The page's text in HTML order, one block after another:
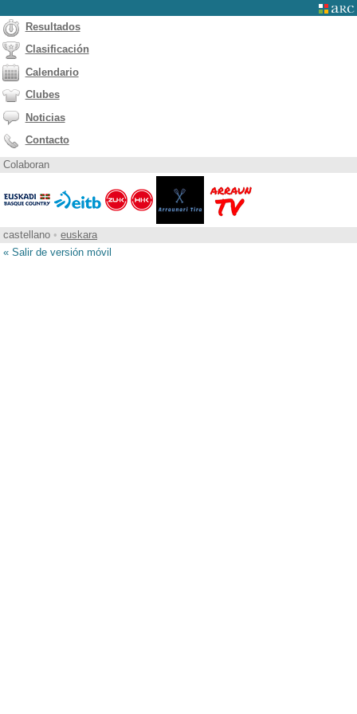
Resultados
Clasificación
Calendario
Clubes
Noticias
Contacto
Colaboran
castellano • euskara
« Salir de versión móvil